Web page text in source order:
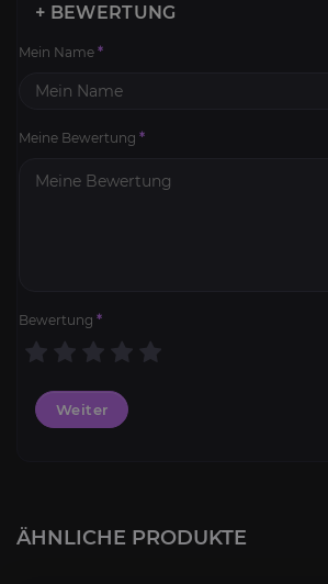
+ BEWERTUNG
Mein Name *
Meine Bewertung *
Bewertung *
Weiter
ÄHNLICHE PRODUKTE